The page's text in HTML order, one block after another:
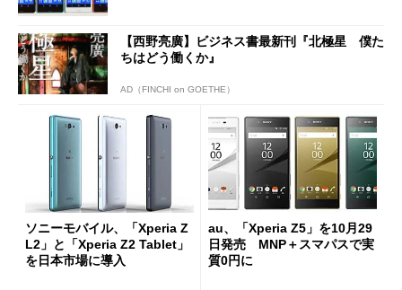
【西野亮廣】ビジネス書最新刊『北極星 僕た
ちはどう働くか』
AD（FINCHI on GOETHE）
ソニーモバイル、「Xperia Z
L2」と「Xperia Z2 Tablet」
を日本市場に導入
au、「Xperia Z5」を10月29
日発売 MNP＋スマパスで実
質0円に